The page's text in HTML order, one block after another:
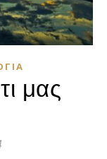
μας